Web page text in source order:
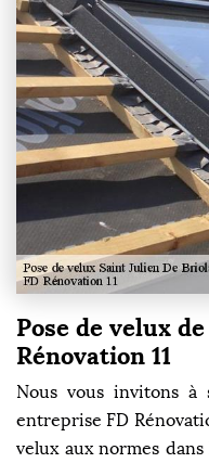
Pose de velux
Rénovation 11
Nous vous invitons
entreprise FD
velux aux normes